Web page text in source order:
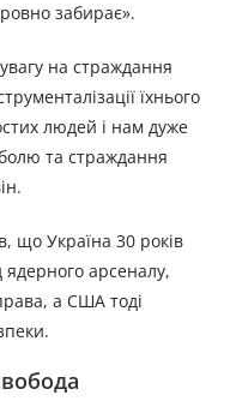
забирає».
на страждання
їхнього
людей і нам дуже
та страждання
що Україна 30 років
ядерного арсеналу,
а США тоді